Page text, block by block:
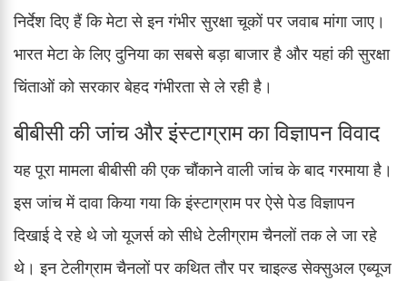
निर्देश दिए हैं कि मेटा से इन गंभीर सुरक्षा चूकों पर जवाब मांगा जाए।
भारत मेटा के लिए दुनिया का सबसे बड़ा बाजार है और यहां की सुरक्षा
चिंताओं को सरकार बेहद गंभीरता से ले रही है।
बीबीसी की जांच और इंस्टाग्राम का विज्ञापन विवाद
यह पूरा मामला बीबीसी की एक चौंकाने वाली जांच के बाद गरमाया है।
इस जांच में दावा किया गया कि इंस्टाग्राम पर ऐसे पेड विज्ञापन
दिखाई दे रहे थे जो यूजर्स को सीधे टेलीग्राम चैनलों तक ले जा रहे
थे। इन टेलीग्राम चैनलों पर कथित तौर पर चाइल्ड सेक्सुअल एब्यूज